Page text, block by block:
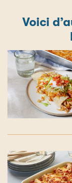
Voici